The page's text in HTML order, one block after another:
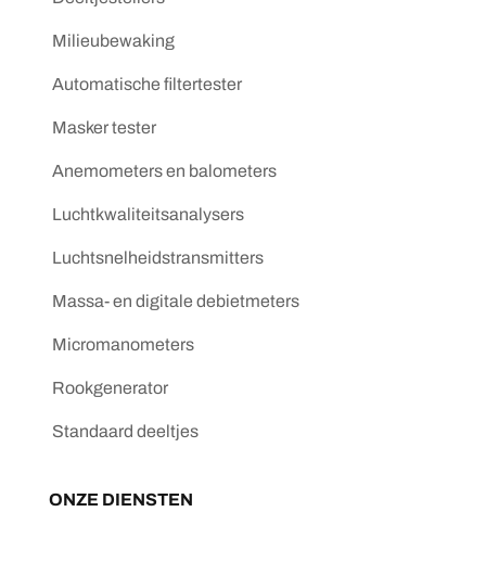
Milieubewaking
Automatische filtertester
Masker tester
Anemometers en balometers
Luchtkwaliteitsanalysers
Luchtsnelheidstransmitters
Massa- en digitale debietmeters
Micromanometers
Rookgenerator
Standaard deeltjes
ONZE DIENSTEN